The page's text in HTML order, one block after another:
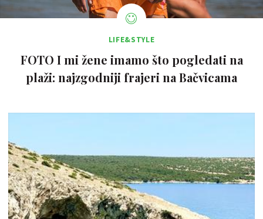
LIFE&STYLE
FOTO I mi žene imamo što pogledati na
plaži: najzgodniji frajeri na Bačvicama